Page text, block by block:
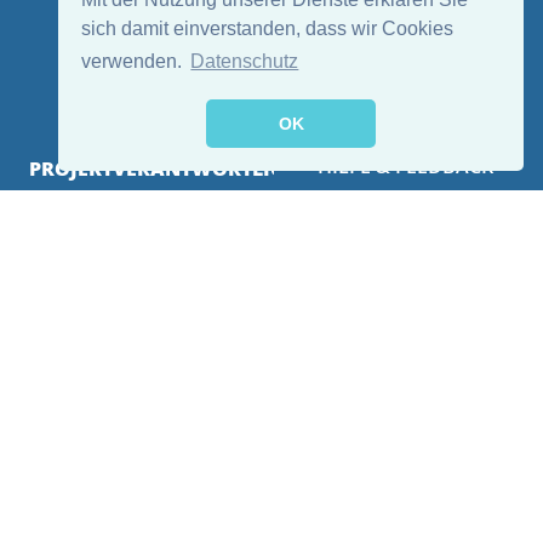
sich damit einverstanden, dass wir Cookies
verwenden.
Datenschutz
OK
HILFE & FEEDBACK
Folge uns:
PROJEKTVERANTWORTLICHE